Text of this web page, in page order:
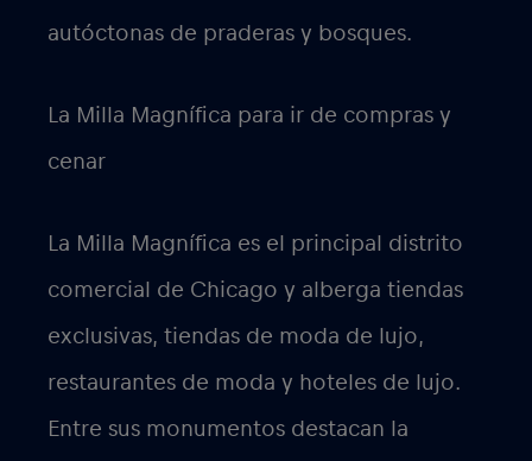
autóctonas de praderas y bosques.
La Milla Magnífica para ir de compras y
cenar
La Milla Magnífica es el principal distrito
comercial de Chicago y alberga tiendas
exclusivas, tiendas de moda de lujo,
restaurantes de moda y hoteles de lujo.
Entre sus monumentos destacan la